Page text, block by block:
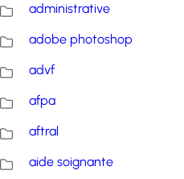
administrative
adobe photoshop
advf
afpa
aftral
aide soignante